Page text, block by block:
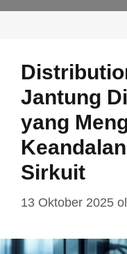
Jantung
yang
Sirkuit
13 Oktober 2025